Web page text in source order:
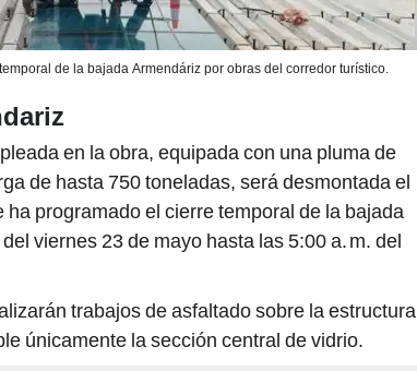
de la bajada Armendáriz por obras del corredor turístico.
en la obra, equipada con una pluma de
de hasta 750 toneladas, será desmontada el
programado el cierre temporal de la bajada
viernes 23 de mayo hasta las 5:00 a. m. del
trabajos de asfaltado sobre la estructura
únicamente la sección central de vidrio.